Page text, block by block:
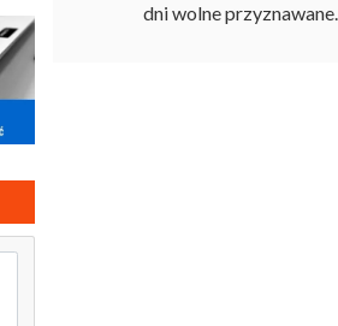
dni wolne